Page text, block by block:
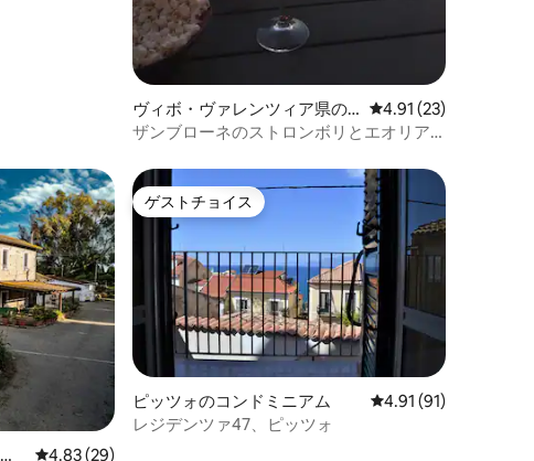
ヴィボ・ヴァレンツィア県の
コンドミニアム
レビュー23件、5つ
4.91 (23)
ザンブローネのストロンボリとエオリア
価
レビュー29件、5つ星中4.83つ星の平均評価
4.83 (29)
ゲストチョイス
ゲストチョイス
ピッツォのコンドミニアム レビュー91件、5つ
4.91 (91)
レジデンツァ47、ピッツォ